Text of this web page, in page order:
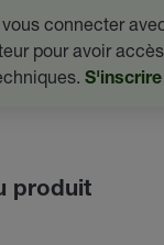
connecter
pour avoir
produit